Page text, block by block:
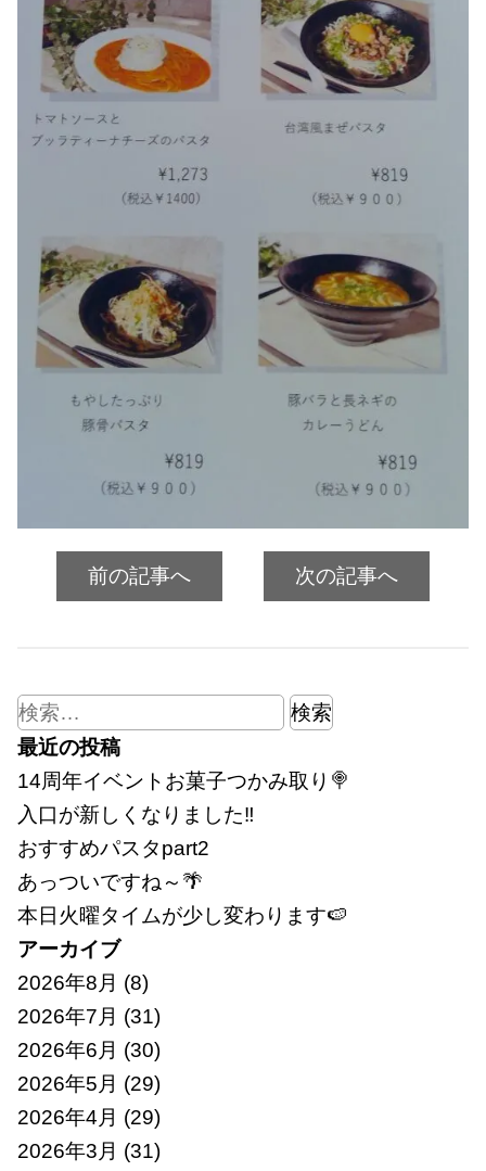
前の記事へ 次の記事へ
検
索:
最近の投稿
14周年イベントお菓子つかみ取り🍭
入口が新しくなりました‼
おすすめパスタpart2
あっついですね～🌴
本日火曜タイムが少し変わります🍉
アーカイブ
2026年8月 (8)
2026年7月 (31)
2026年6月 (30)
2026年5月 (29)
2026年4月 (29)
2026年3月 (31)